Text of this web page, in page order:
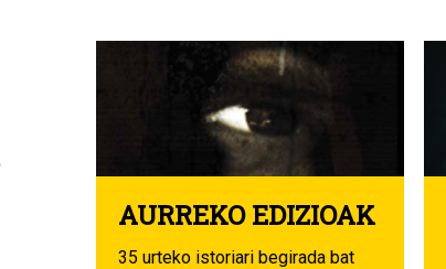
AURREKO EDIZIOAK
35 urteko istoriari begirada bat